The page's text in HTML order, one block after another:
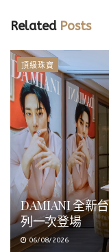
RelatedPosts
頂級珠寶
DAMIANI 全新
列一次登場
06/08/2026